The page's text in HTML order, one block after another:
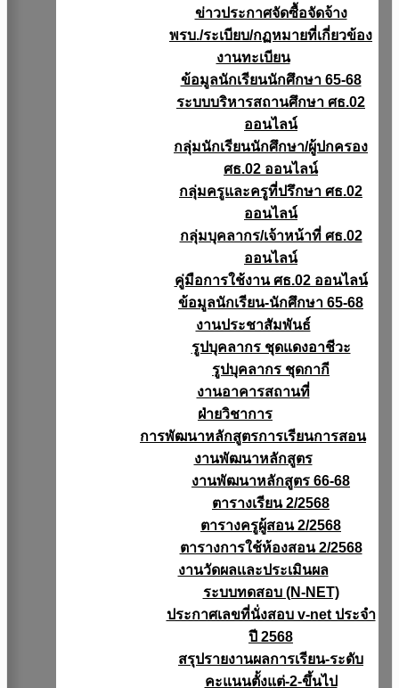
ข่าวประกาศจัดซื้อจัดจ้าง
พรบ./ระเบียบ/กฏหมายที่เกี่ยวข้อง
งานทะเบียน
ข้อมูลนักเรียนนักศึกษา 65-68
ระบบบริหารสถานศึกษา ศธ.02
ออนไลน์
กลุ่มนักเรียนนักศึกษา/ผู้ปกครอง
ศธ.02 ออนไลน์
กลุ่มครูและครูที่ปรึกษา ศธ.02
ออนไลน์
กลุ่มบุคลากร/เจ้าหน้าที่ ศธ.02
ออนไลน์
คู่มือการใช้งาน ศธ.02 ออนไลน์
ข้อมูลนักเรียน-นักศึกษา 65-68
งานประชาสัมพันธ์
รูปบุคลากร ชุดแดงอาชีวะ
รูปบุคลากร ชุดกากี
งานอาคารสถานที่
ฝ่ายวิชาการ
การพัฒนาหลักสูตรการเรียนการสอน
งานพัฒนาหลักสูตร
งานพัฒนาหลักสูตร 66-68
ตารางเรียน 2/2568
ตารางครูผู้สอน 2/2568
ตารางการใช้ห้องสอน 2/2568
งานวัดผลเเละประเมินผล
ระบบทดสอบ (N-NET)
ประกาศเลขที่นั่งสอบ v-net ประจำ
ปี 2568
สรุปรายงานผลการเรียน-ระดับ
คะแนนตั้งแต่-2-ขึ้นไป